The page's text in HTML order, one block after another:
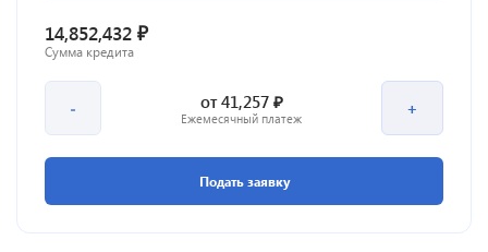
14,852,432 ₽
Сумма кредита
- от41,257 ₽
Ежемесячный платеж +
Подать заявку